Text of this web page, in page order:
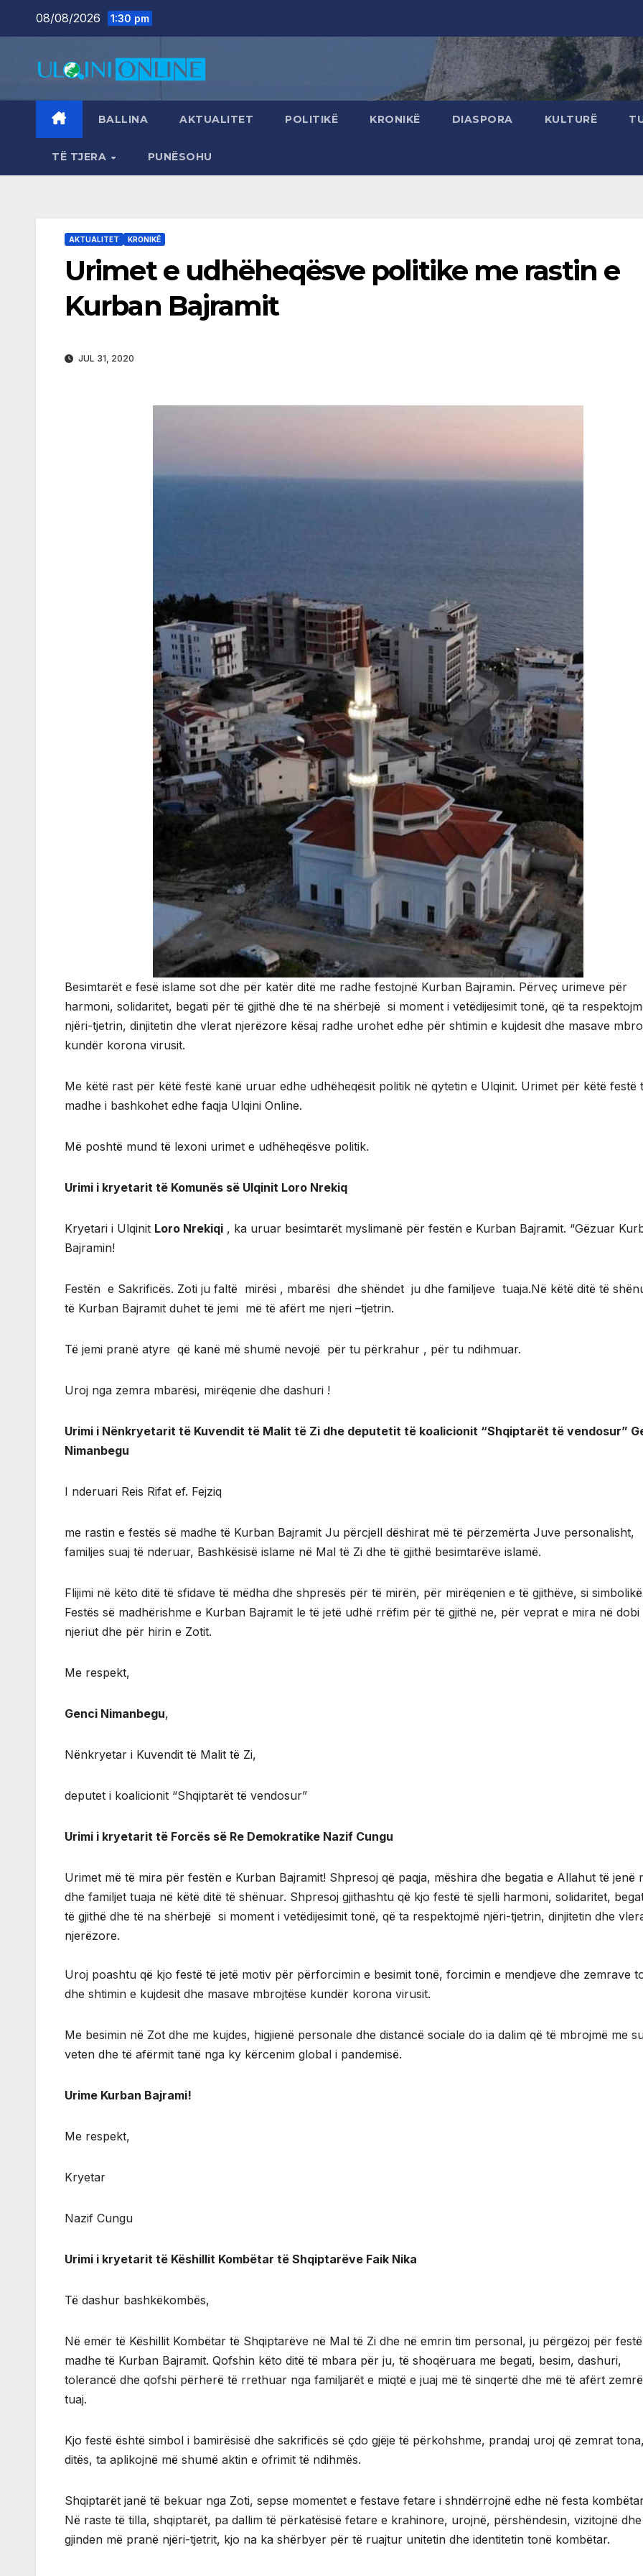
08/08/2026 1:30 pm
BALLINA AKTUALITET POLITIKË KRONIKË DIASPORA KULTURË
TË TJERA PUNËSOHU
AKTUALITET KRONIKË
Urimet e udhëheqësve politike me rastin e
Kurban Bajramit
JUL 31, 2020
Besimtarët e fesë islame sot dhe për katër ditë me radhe festojnë Kurban Bajramin. Përveç urimeve për
harmoni, solidaritet, begati për të gjithë dhe të na shërbejë si moment i vetëdijesimit tonë, që ta
njëri-tjetrin, dinjitetin dhe vlerat njerëzore kësaj radhe urohet edhe për shtimin e kujdesit dhe masave
kundër korona virusit.
Me këtë rast për këtë festë kanë uruar edhe udhëheqësit politik në qytetin e Ulqinit. Urimet për këtë festë
madhe i bashkohet edhe faqja Ulqini Online.
Më poshtë mund të lexoni urimet e udhëheqësve politik.
Urimi i kryetarit të Komunës së Ulqinit Loro Nrekiq
Kryetari i Ulqinit Loro Nrekiqi , ka uruar besimtarët myslimanë për festën e Kurban Bajramit. “Gëzuar
Bajramin!
Festën e Sakrificës. Zoti ju faltë mirësi , mbarësi dhe shëndet ju dhe familjeve tuaja.Në këtë ditë të
të Kurban Bajramit duhet të jemi më të afërt me njeri –tjetrin.
Të jemi pranë atyre që kanë më shumë nevojë për tu përkrahur , për tu ndihmuar.
Uroj nga zemra mbarësi, mirëqenie dhe dashuri !
Urimi i Nënkryetarit të Kuvendit të Malit të Zi dhe deputetit të koalicionit “Shqiptarët të vendosur”
Nimanbegu
I nderuari Reis Rifat ef. Fejziq
me rastin e festës së madhe të Kurban Bajramit Ju përcjell dëshirat më të përzemërta Juve personalisht,
familjes suaj të nderuar, Bashkësisë islame në Mal të Zi dhe të gjithë besimtarëve islamë.
Flijimi në këto ditë të sfidave të mëdha dhe shpresës për të mirën, për mirëqenien e të gjithëve, si
Festës së madhërishme e Kurban Bajramit le të jetë udhë rrëfim për të gjithë ne, për veprat e mira në dobi
njeriut dhe për hirin e Zotit.
Me respekt,
Genci Nimanbegu,
Nënkryetar i Kuvendit të Malit të Zi,
deputet i koalicionit “Shqiptarët të vendosur”
Urimi i kryetarit të Forcës së Re Demokratike Nazif Cungu
Urimet më të mira për festën e Kurban Bajramit! Shpresoj që paqja, mëshira dhe begatia e Allahut të jenë
dhe familjet tuaja në këtë ditë të shënuar. Shpresoj gjithashtu që kjo festë të sjelli harmoni, solidaritet,
të gjithë dhe të na shërbejë si moment i vetëdijesimit tonë, që ta respektojmë njëri-tjetrin, dinjitetin dhe
njerëzore.
Uroj poashtu që kjo festë të jetë motiv për përforcimin e besimit tonë, forcimin e mendjeve dhe zemrave
dhe shtimin e kujdesit dhe masave mbrojtëse kundër korona virusit.
Me besimin në Zot dhe me kujdes, higjienë personale dhe distancë sociale do ia dalim që të mbrojmë me
veten dhe të afërmit tanë nga ky kërcenim global i pandemisë.
Urime Kurban Bajrami!
Me respekt,
Kryetar
Nazif Cungu
Urimi i kryetarit të Këshillit Kombëtar të Shqiptarëve Faik Nika
Të dashur bashkëkombës,
Në emër të Këshillit Kombëtar të Shqiptarëve në Mal të Zi dhe në emrin tim personal, ju përgëzoj për
madhe të Kurban Bajramit. Qofshin këto ditë të mbara për ju, të shoqëruara me begati, besim, dashuri,
tolerancë dhe qofshi përherë të rrethuar nga familjarët e miqtë e juaj më të sinqertë dhe më të afërt
tuaj.
Kjo festë është simbol i bamirësisë dhe sakrificës së çdo gjëje të përkohshme, prandaj uroj që zemrat
ditës, ta aplikojnë më shumë aktin e ofrimit të ndihmës.
Shqiptarët janë të bekuar nga Zoti, sepse momentet e festave fetare i shndërrojnë edhe në festa
Në raste të tilla, shqiptarët, pa dallim të përkatësisë fetare e krahinore, urojnë, përshëndesin, vizitojnë
gjinden më pranë njëri-tjetrit, kjo na ka shërbyer për të ruajtur unitetin dhe identitetin tonë kombëtar.